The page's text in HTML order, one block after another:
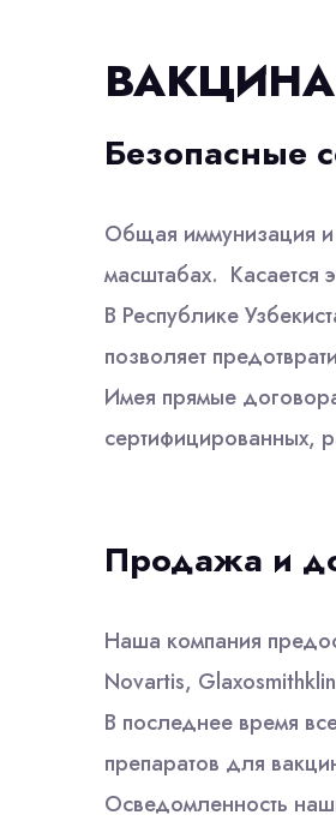
Безопасные
Общая иммунизация и
масштабах. Касается
В Республике
позволяет
Имея прямые
сертифицированных,
Продажа и
Наша компания
Novartis,
В последнее время
препаратов для
Осведомленность